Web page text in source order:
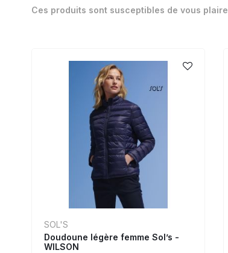
Ces produits sont susceptibles de vous plaire
SOL'S
Doudoune légère femme Sol’s -
WILSON